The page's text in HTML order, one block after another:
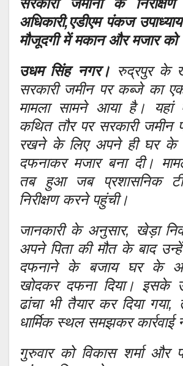
अधिकारी,एडीएम पंकज
मौजूदगी में मकान और मजार को
उधम सिंह नगर। रुद्रपुर के
सरकारी जमीन पर कब्जे का
मामला सामने आया है। यहां
कथित तौर पर सरकारी जमीन
रखने के लिए अपने ही घर के
दफनाकर मजार बना दी।
तब हुआ जब प्रशासनिक
निरीक्षण करने पहुंची।
जानकारी के अनुसार, खेड़ा
अपने पिता की मौत के बाद
दफनाने के बजाय घर के
खोदकर दफना दिया। इसके
ढांचा भी तैयार कर दिया गया,
धार्मिक स्थल समझकर
गुरुवार को विकास शर्मा और